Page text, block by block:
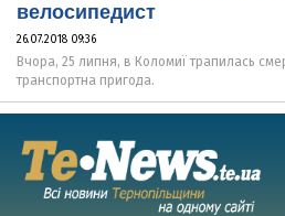
велосипедист
26.07.2018 09:36
Вчора, 25 липня, в Коломиї трапилась
транспортна пригода.